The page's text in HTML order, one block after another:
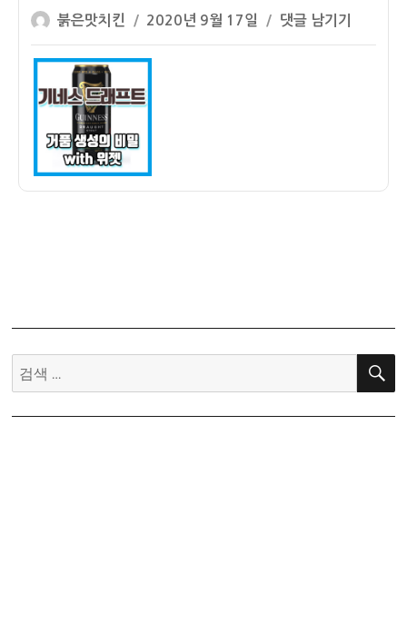
글
쓴
이
붉은맛치킨
작
성
일
자
2020년 9월 17일
기
네
댓글 남기기
검
색:
검